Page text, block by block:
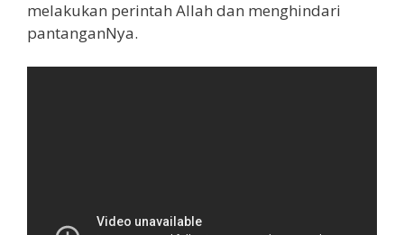
melakukan perintah Allah dan menghindari
pantanganNya.